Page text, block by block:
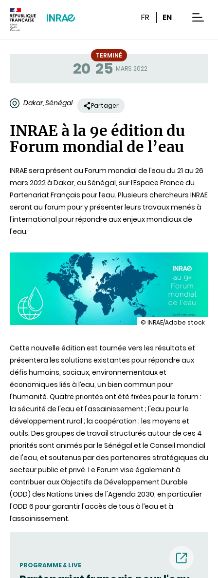
FR EN
20 25 MARS 2022
Statut
TERMINÉ
Dakar, Sénégal Partager
INRAE à la 9e édition du
Forum mondial de l’eau
INRAE sera présent au Forum mondial de l’eau du 21 au 26
mars 2022 à Dakar, au Sénégal, sur l’Espace France du
Partenariat Français pour l’eau. Plusieurs chercheurs INRAE
seront au forum pour y présenter leurs travaux menés à
l'international pour répondre aux enjeux mondiaux de
l'eau.
illustration
la
édition
du
mondial
de
l’eau
© INRAE/Adobe stock
Cette nouvelle édition est tournée vers les résultats et
présentera les solutions existantes pour répondre aux
défis humains, sociaux, environnementaux et
économiques liés à l’eau, un bien commun pour
l'humanité. Quatre priorités ont été fixées pour le forum :
la sécurité de l'eau et l'assainissement ; l'eau pour le
développement rural ; la coopération ; les moyens et
outils. Des groupes de travail structurés autour de ces 4
priorités sont animés par le Sénégal et le Conseil mondial
de l'eau, et soutenus par des partenaires stratégiques du
secteur public et privé. Le Forum vise également à
contribuer aux Objectifs de Développement Durable
(ODD) des Nations Unies de l'Agenda 2030, en particulier
l'ODD 6 pour garantir l'accès de tous à l’eau et à
l’assainissement.
PROGRAMME & LIVE